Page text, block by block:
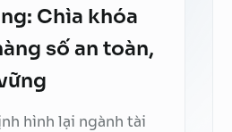
Chìa khóa
số an toàn,
hình lại ngành tài